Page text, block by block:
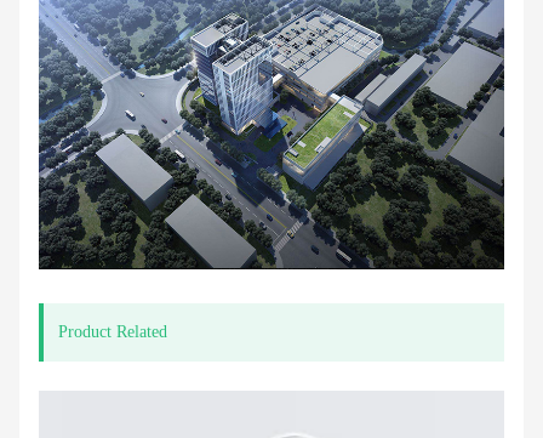
Product Related